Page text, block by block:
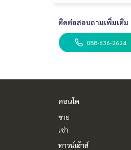
ติดต่อสอบถามเพิ่มเติม
088-636-2624
คอนโด
ขาย
เช่า
ทาวน์เฮ้าส์